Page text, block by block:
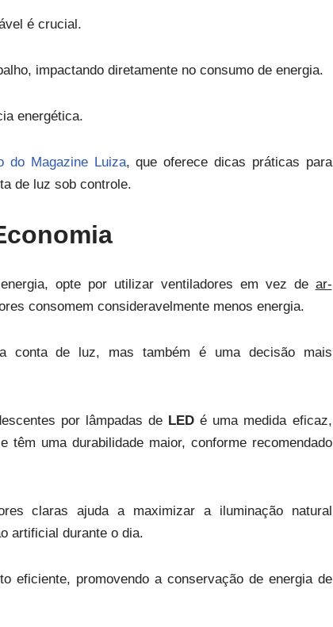
é crucial.
impactando diretamente no consumo de energia.
energética.
do Magazine Luiza, que oferece dicas práticas para
de luz sob controle.
opte por utilizar ventiladores em vez de ar-
consomem consideravelmente menos energia.
conta de luz, mas também é uma decisão mais
por lâmpadas de LED é uma medida eficaz,
têm uma durabilidade maior, conforme recomendado
claras ajuda a maximizar a iluminação natural
artificial durante o dia.
eficiente, promovendo a conservação de energia de